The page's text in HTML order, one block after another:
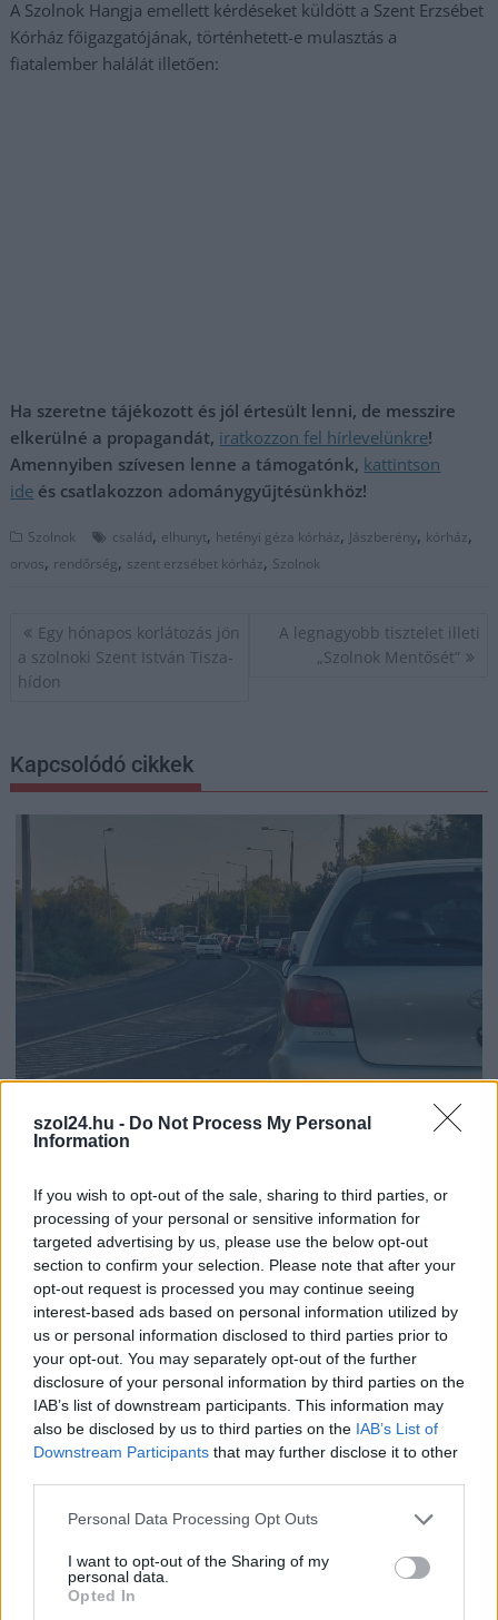
szol24.hu - Do Not Process My Personal
Information
If you wish to opt-out of the sale, sharing to third parties, or
processing of your personal or sensitive information for
targeted advertising by us, please use the below opt-out
section to confirm your selection. Please note that after your
opt-out request is processed you may continue seeing
interest-based ads based on personal information utilized by
us or personal information disclosed to third parties prior to
your opt-out. You may separately opt-out of the further
disclosure of your personal information by third parties on the
IAB’s list of downstream participants. This information may
also be disclosed by us to third parties on the IAB’s List of
Downstream Participants that may further disclose it to other
Please note that this website/app uses one or more Google
not limited to your visit or usage behaviour. You may click to
grant or deny consent to Google and its third-party tags to
use your data for below specified purposes in below Google
Personal Data Processing Opt Outs
I want to opt-out of the Sharing of my
personal data.
Opted In
A Szolnok Hangja emellett kérdéseket küldött a Szent Erzsébet
Kórház főigazgatójának, történhetett-e mulasztás a
fiatalember halálát illetően:
Ha szeretne tájékozott és jól értesült lenni, de messzire
elkerülné a propagandát, iratkozzon fel hírlevelünkre!
Amennyiben szívesen lenne a támogatónk, kattintson
ide és csatlakozzon adománygyűjtésünkhöz!
Szolnok család, elhunyt, hetényi géza kórház, Jászberény, kórház,
orvos, rendőrség, szent erzsébet kórház, Szolnok
Bejegyzés
navigáció
Egy hónapos korlátozás jön
a szolnoki Szent István Tisza-
hídon
A legnagyobb tisztelet illeti
„Szolnok Mentősét”
Kapcsolódó cikkek
2026.08.07.
részlegesen lezárnak a napokban, a közlekedés az
átlagost is meghaladó mértékben lebénul
Az aszfalt olyan nagymértékben károsodott, hogy már
nemigen lehet tovább húzni a javítási munkálatokat, ezzel
viszont...